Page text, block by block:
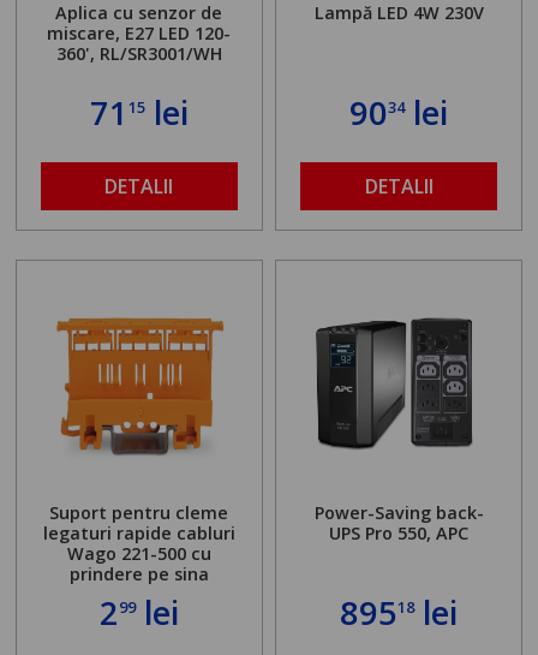
Aplica cu senzor de
miscare, E27 LED 120-
360', RL/SR3001/WH
71 15lei
DETALII
Lampă LED 4W 230V
9034lei
DETALII
Suport pentru cleme
legaturi rapide cabluri
Wago 221-500 cu
prindere pe sina
299lei
Power-Saving back-
UPS Pro 550, APC
89518lei